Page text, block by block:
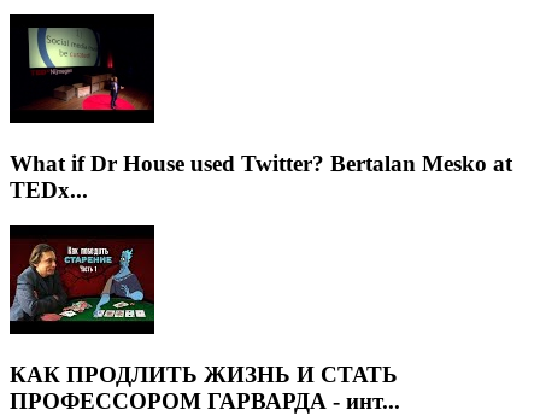
What if Dr House used Twitter? Bertalan Mesko at
TEDx...
КАК ПРОДЛИТЬ ЖИЗНЬ И СТАТЬ
ПРОФЕССОРОМ ГАРВАРДА - инт...